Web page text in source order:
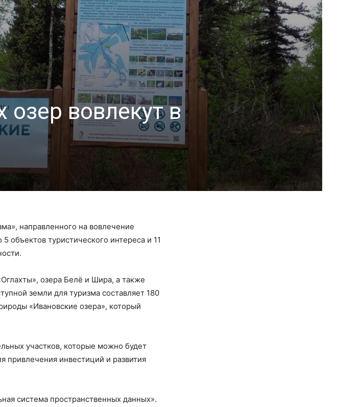
вовлекут в
направленного на вовлечение
объектов туристического интереса и 11
озера Белё и Шира, а также
земли для туризма составляет 180
«Ивановские озера», который
участков, которые можно будет
привлечения инвестиций и развития
система пространственных данных».